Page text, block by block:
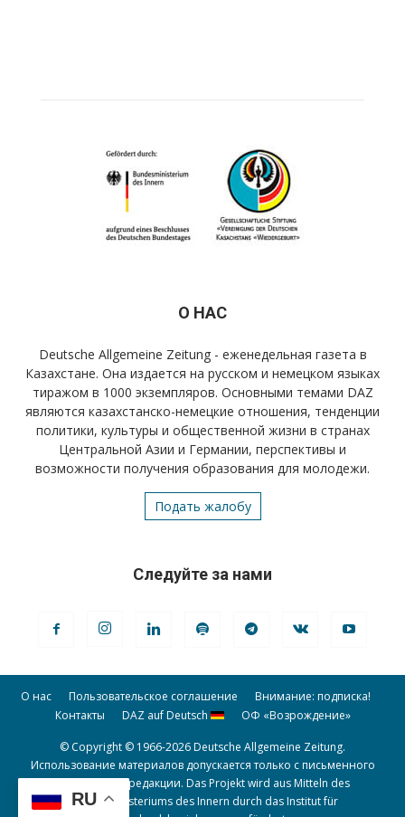
О НАС
Deutsche Allgemeine Zeitung - еженедельная газета в
Казахстане. Она издается на русском и немецком языках
тиражом в 1000 экземпляров. Основными темами DAZ
являются казахстанско-немецкие отношения, тенденции
политики, культуры и общественной жизни в странах
Центральной Азии и Германии, перспективы и
возможности получения образования для молодежи.
Подать жалобу
Следуйте за нами
О нас Пользовательское соглашение
Внимание: подписка!
Контакты
DAZ auf Deutsch ОФ «Возрождение»
© Copyright © 1966-2026 Deutsche Allgemeine Zeitung.
Использование материалов допускается только с письменного
разрешения редакции. Das Projekt wird aus Mitteln des
Bundesministeriums des Innern durch das Institut für
RU